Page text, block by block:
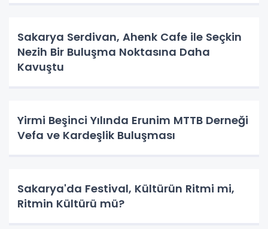
Sakarya Serdivan, Ahenk Cafe ile Seçkin
Nezih Bir Buluşma Noktasına Daha
Kavuştu
Yirmi Beşinci Yılında Erunim MTTB Derneği
Vefa ve Kardeşlik Buluşması
Sakarya'da Festival, Kültürün Ritmi mi,
Ritmin Kültürü mü?